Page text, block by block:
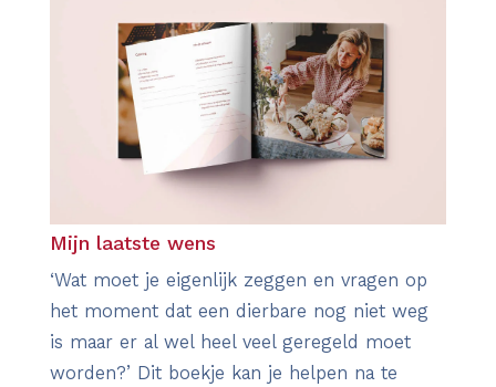
Mijn laatste wens
‘Wat moet je eigenlijk zeggen en vragen op
het moment dat een dierbare nog niet weg
is maar er al wel heel veel geregeld moet
worden?’ Dit boekje kan je helpen na te